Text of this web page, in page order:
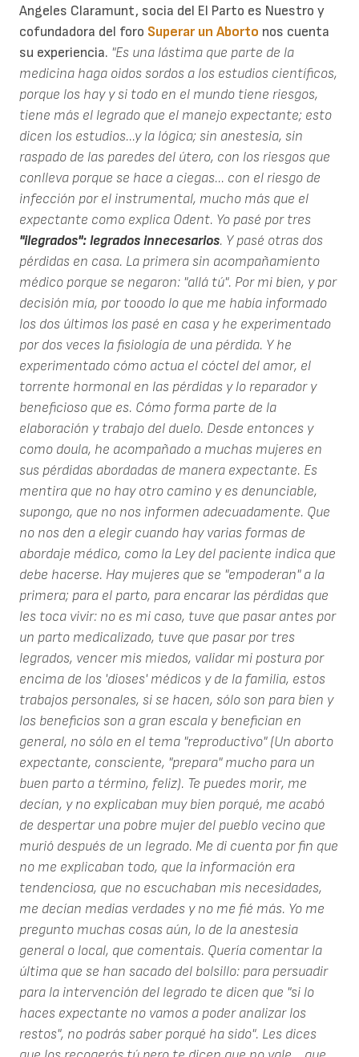
Angeles Claramunt, socia del El Parto es Nuestro y
cofundadora del foro Superar un Aborto nos cuenta
su experiencia. "Es una lástima que parte de la
medicina haga oidos sordos a los estudios científicos,
porque los hay y si todo en el mundo tiene riesgos,
tiene más el legrado que el manejo expectante; esto
dicen los estudios...y la lógica; sin anestesia, sin
raspado de las paredes del útero, con los riesgos que
conlleva porque se hace a ciegas... con el riesgo de
infección por el instrumental, mucho más que el
expectante como explica Odent. Yo pasé por tres
"ilegrados": legrados innecesarios. Y pasé otras dos
pérdidas en casa. La primera sin acompañamiento
médico porque se negaron: "allá tú". Por mi bien, y por
decisión mía, por tooodo lo que me había informado
los dos últimos los pasé en casa y he experimentado
por dos veces la fisiología de una pérdida. Y he
experimentado cómo actua el cóctel del amor, el
torrente hormonal en las pérdidas y lo reparador y
beneficioso que es. Cómo forma parte de la
elaboración y trabajo del duelo. Desde entonces y
como doula, he acompañado a muchas mujeres en
sus pérdidas abordadas de manera expectante. Es
mentira que no hay otro camino y es denunciable,
supongo, que no nos informen adecuadamente. Que
no nos den a elegir cuando hay varias formas de
abordaje médico, como la Ley del paciente indica que
debe hacerse. Hay mujeres que se "empoderan" a la
primera; para el parto, para encarar las pérdidas que
les toca vivir: no es mi caso, tuve que pasar antes por
un parto medicalizado, tuve que pasar por tres
legrados, vencer mis miedos, validar mi postura por
encima de los 'dioses' médicos y de la familia, estos
trabajos personales, si se hacen, sólo son para bien y
los beneficios son a gran escala y benefician en
general, no sólo en el tema "reproductivo" (Un aborto
expectante, consciente, "prepara" mucho para un
buen parto a término, feliz). Te puedes morir, me
decían, y no explicaban muy bien porqué, me acabó
de despertar una pobre mujer del pueblo vecino que
murió después de un legrado. Me di cuenta por fin que
no me explicaban todo, que la información era
tendenciosa, que no escuchaban mis necesidades,
me decían medias verdades y no me fié más. Yo me
pregunto muchas cosas aún, lo de la anestesia
general o local, que comentais. Quería comentar la
última que se han sacado del bolsillo: para persuadir
para la intervención del legrado te dicen que "si lo
haces expectante no vamos a poder analizar los
restos", no podrás saber porqué ha sido". Les dices